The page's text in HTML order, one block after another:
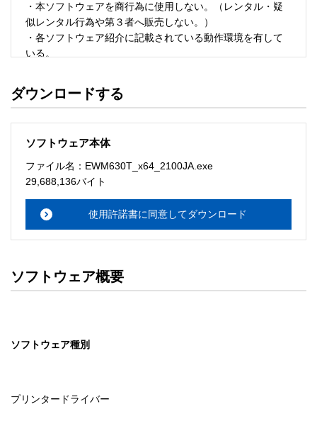
・本ソフトウェアを商行為に使用しない。（レンタル・疑
似レンタル行為や第３者へ販売しない。）
・各ソフトウェア紹介に記載されている動作環境を有して
いる。
・ソフトウェアを改変、またはリバースエンジニアリング
ソフトウェアのサポート
・本サーバでは、ユーザーサポートは行いません。搭載ソ
メーションセンターまでお願い
ルをお読み下さい。
ソフトウェアの保証範囲
・ソフトウェアのダウンロード・導入はお客様の責任にお
セイコーエプソン株式会社に帰属します。
ダウンロードする
ソフトウェア本体
ファイル名：EWM630T_x64_2100JA.exe
29,688,136バイト
使用許諾書に同意してダウンロード
ソフトウェア概要
ソフトウェア種別
プリンタードライバー